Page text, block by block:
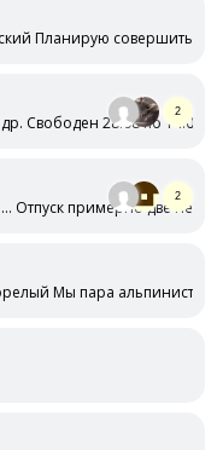
Планирую совершить
Свободен 28.08 по
2
Отпуск примерно две
2
Мы пара